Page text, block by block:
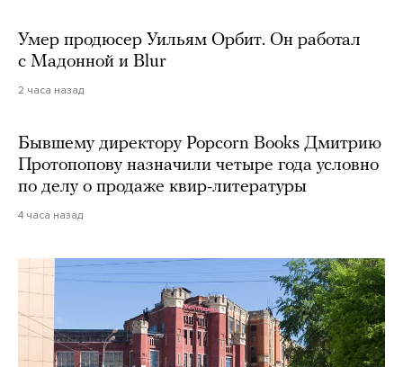
Умер продюсер Уильям Орбит. Он работал
с Мадонной и Blur
2 часа назад
Бывшему директору Popcorn Books Дмитрию
Протопопову назначили четыре года условно
по делу о продаже квир-литературы
4 часа назад